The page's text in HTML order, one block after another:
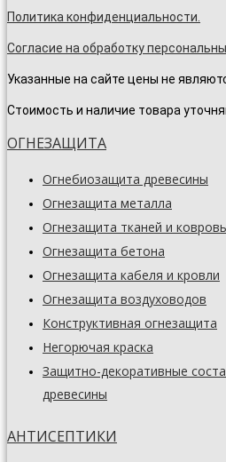
Политика конфиденциальности.
Согласие на обработку
Указанные на сайте цены не
Стоимость и наличие товара
ОГНЕЗАЩИТА
Огнебиозащита древесины
Огнезащита металла
Огнезащита тканей и
Огнезащита бетона
Огнезащита кабеля и кровли
Огнезащита воздуховодов
Конструктивная огнезащита
Негорючая краска
Защитно-декоративные
древесины
АНТИСЕПТИКИ